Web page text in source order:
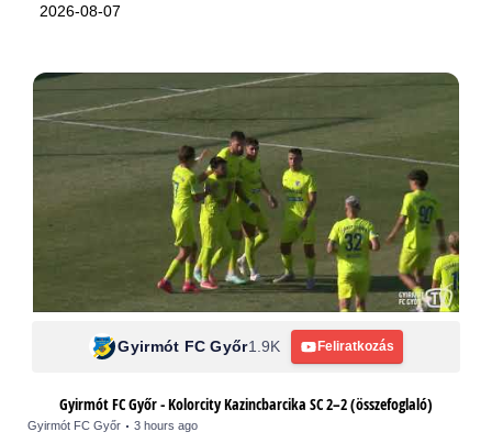
2026-08-07
Gyirmót FC Győr1.9K Feliratkozás
Gyirmót FC Győr - Kolorcity Kazincbarcika SC 2–2 (összefoglaló)
Gyirmót FC Győr 3 hours ago